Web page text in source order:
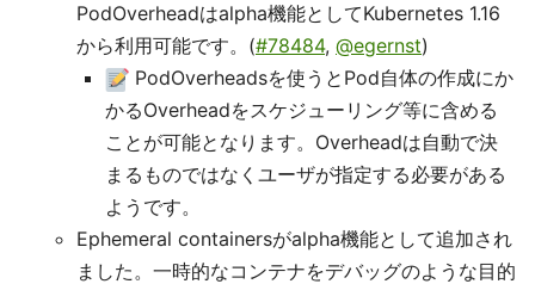
PodOverheadはalpha機能としてKubernetes 1.16
から利用可能です。(#78484, @egernst)
PodOverheadsを使うとPod自体の作成にか
かるOverheadをスケジューリング等に含める
ことが可能となります。Overheadは自動で決
まるものではなくユーザが指定する必要がある
ようです。
Ephemeral containersがalpha機能として追加され
ました。一時的なコンテナをデバッグのような目的